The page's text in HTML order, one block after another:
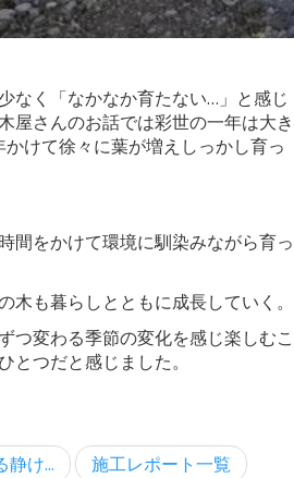
なく「なかなか育たない…」と感じ
屋さんのお話では彩世の一年は大き
けて徐々に葉が増えしっかし育っ
間をかけて環境に馴染みながら育っ
木も暮らしとともに成長していく。
つ変わる季節の変化を感じ楽しむこ
とつだと感じました。
静け...
施工レポート一覧